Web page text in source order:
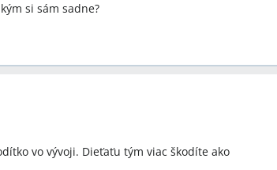
si sám sadne?
vo vývoji. Dieťaťu tým viac škodíte ako